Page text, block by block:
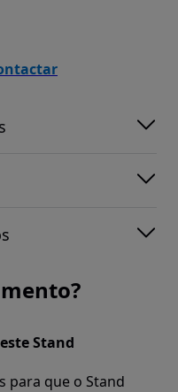
Stand
para que o Stand